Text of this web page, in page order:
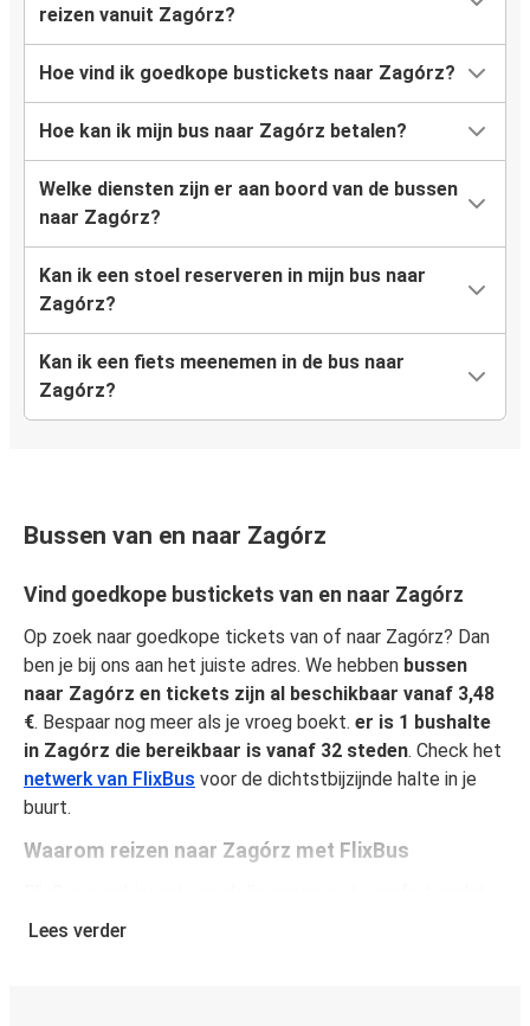
reizen vanuit Zagórz?
Hoe vind ik goedkope bustickets naar Zagórz?
Hoe kan ik mijn bus naar Zagórz betalen?
Welke diensten zijn er aan boord van de bussen
naar Zagórz?
Kan ik een stoel reserveren in mijn bus naar
Zagórz?
Kan ik een fiets meenemen in de bus naar
Zagórz?
Bussen van en naar Zagórz
Vind goedkope bustickets van en naar Zagórz
Op zoek naar goedkope tickets van of naar Zagórz? Dan
ben je bij ons aan het juiste adres. We hebben bussen
naar Zagórz en tickets zijn al beschikbaar vanaf 3,48
€. Bespaar nog meer als je vroeg boekt. er is 1 bushalte
in Zagórz die bereikbaar is vanaf 32 steden. Check het
netwerk van FlixBus voor de dichtstbijzijnde halte in je
buurt.
Waarom reizen naar Zagórz met FlixBus
passagiers van een unieke reiservaring kunnen genieten.
Lees verder